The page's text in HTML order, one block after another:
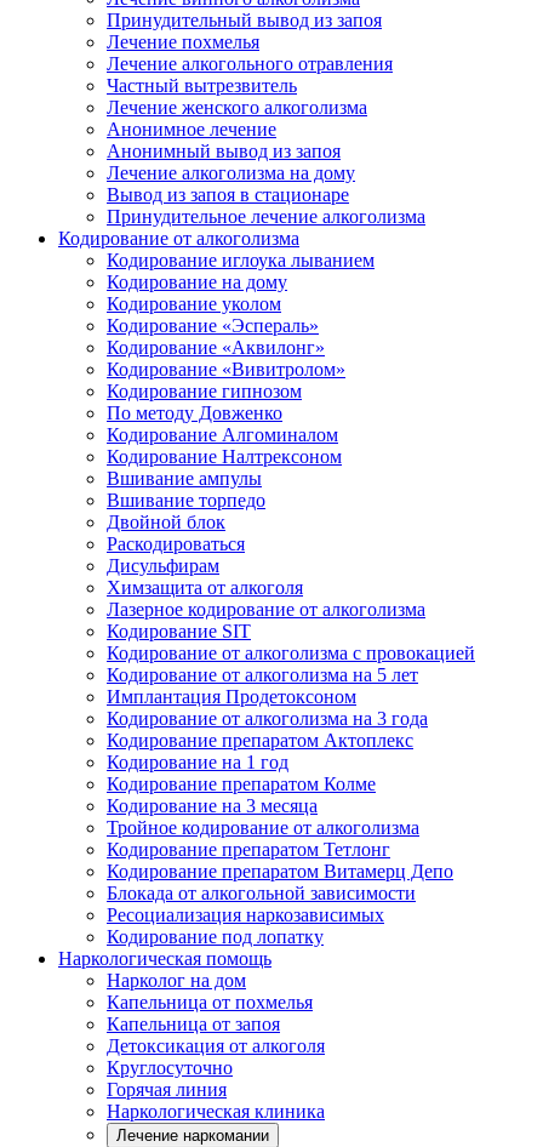
Принудительный вывод из запоя
Лечение похмелья
Лечение алкогольного отравления
Частный вытрезвитель
Лечение женского алкоголизма
Анонимное лечение
Анонимный вывод из запоя
Лечение алкоголизма на дому
Вывод из запоя в стационаре
Принудительное лечение алкоголизма
Кодирование от алкоголизма
Кодирование иглоука лыванием
Кодирование на дому
Кодирование уколом
Кодирование «Эспераль»
Кодирование «Аквилонг»
Кодирование «Вивитролом»
Кодирование гипнозом
По методу Довженко
Кодирование Алгоминалом
Кодирование Налтрексоном
Вшивание ампулы
Вшивание торпедо
Двойной блок
Раскодироваться
Дисульфирам
Химзащита от алкоголя
Лазерное кодирование от алкоголизма
Кодирование SIT
Кодирование от алкоголизма с провокацией
Кодирование от алкоголизма на 5 лет
Имплантация Продетоксоном
Кодирование от алкоголизма на 3 года
Кодирование препаратом Актоплекс
Кодирование на 1 год
Кодирование препаратом Колме
Кодирование на 3 месяца
Тройное кодирование от алкоголизма
Кодирование препаратом Тетлонг
Кодирование препаратом Витамерц Депо
Блокада от алкогольной зависимости
Ресоциализация наркозависимых
Кодирование под лопатку
Наркологическая помощь
Нарколог на дом
Капельница от похмелья
Капельница от запоя
Детоксикация от алкоголя
Круглосуточно
Горячая линия
Наркологическая клиника
Лечение наркомании